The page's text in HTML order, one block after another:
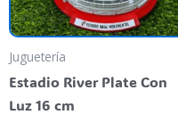
Juguetería
Estadio River Plate Con
Luz 16 cm